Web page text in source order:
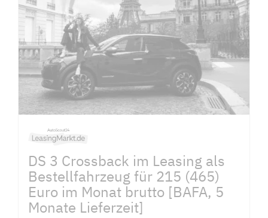
DS 3 Crossback im Leasing als
Bestellfahrzeug für 215 (465)
Euro im Monat brutto [BAFA, 5
Monate Lieferzeit]